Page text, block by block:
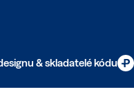
& skladatelé kódu